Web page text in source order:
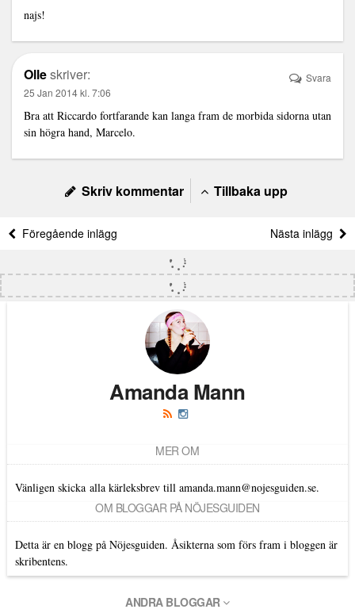
najs!
Olleskriver:
25 Jan 2014 kl. 7:06
Bra att Riccardo fortfarande kan langa fram de morbida sidorna utan
sin högra hand, Marcelo.
Svara
Skriv kommentar Tillbaka upp
Föregående inlägg Nästa inlägg
Amanda Mann
MER OM
Vänligen skicka alla kärleksbrev till amanda.mann@nojesguiden.se.
OM BLOGGAR PÅ NÖJESGUIDEN
Detta är en blogg på Nöjesguiden. Åsikterna som förs fram i bloggen är
skribentens.
ANDRA BLOGGAR